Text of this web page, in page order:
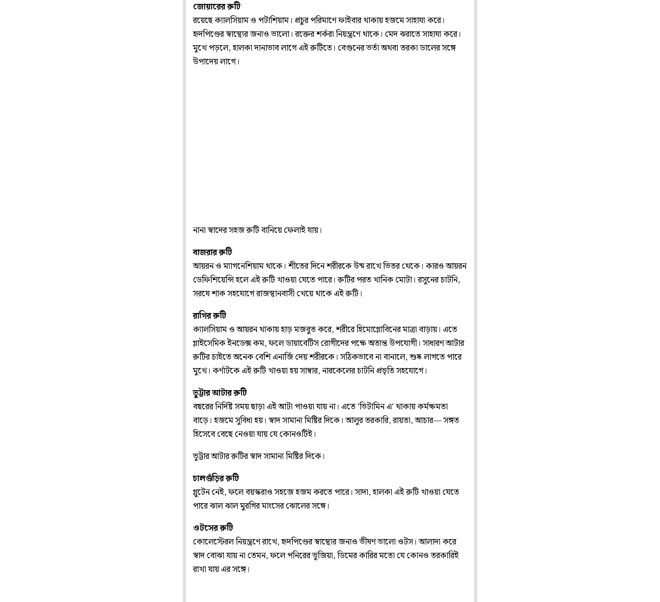
জোয়ারের রুটি
রয়েছে ক্যালসিয়াম ও পটাশিয়াম। প্রচুর পরিমাণে ফাইবার থাকায় হজমে সাহায্য করে।
হৃদপিণ্ডের স্বাস্থ্যের জন্যও ভালো। রক্তের শর্করা নিয়ন্ত্রণে থাকে। মেদ ঝরাতে সাহায্য করে।
মুখে পড়লে, হালকা দানাভাব লাগে এই রুটিতে। বেগুনের ভর্তা অথবা তরকা ডালের সঙ্গে
উপাদেয় লাগে।
নানা স্বাদের সহজ রুটি বানিয়ে ফেলাই যায়।
বাজরার রুটি
আয়রন ও ম্যাগনেশিয়াম থাকে। শীতের দিনে শরীরকে উষ্ম রাখে ভিতর থেকে। কারও আয়রন
ডেফিশিয়েন্সি হলে এই রুটি খাওয়া যেতে পারে। রুটির পরত খানিক মোটা। রসুনের চাটনি,
সরষে শাক সহযোগে রাজস্থানবাসী খেয়ে থাকে এই রুটি।
রাগির রুটি
ক্যালসিয়াম ও আয়রন থাকায় হাড় মজবুত করে, শরীরে হিমোগ্লোবিনের মাত্রা বাড়ায়। এতে
গ্লাইসেমিক ইনডেক্স কম, ফলে ডায়াবেটিস রোগীদের পক্ষে অত্যন্ত উপযোগী। সাধারণ আটার
রুটির চাইতে অনেক বেশি এনার্জি দেয় শরীরকে। সঠিকভাবে না বানালে, শুষ্ক লাগতে পারে
মুখে। কর্ণাটকে এই রুটি খাওয়া হয় সাম্বার, নারকেলের চাটনি প্রভৃতি সহযোগে।
ভুট্টার আটার রুটি
বছরের নির্দিষ্ট সময় ছাড়া এই আটা পাওয়া যায় না। এতে 'ভিটামিন এ' থাকায় কর্মক্ষমতা
বাড়ে। হজমে সুবিধা হয়। স্বাদ সামান্য মিষ্টির দিকে। আলুর তরকারি, রায়তা, আচার— সঙ্গত
হিসেবে বেছে নেওয়া যায় যে কোনওটিই।
ভুট্টার আটার রুটির স্বাদ সামান্য মিষ্টির দিকে।
চালগুঁড়ির রুটি
গ্লুটেন নেই, ফলে বয়স্করাও সহজে হজম করতে পারে। সাদা, হালকা এই রুটি খাওয়া যেতে
পারে ঝাল ঝাল মুরগির মাংসের ঝোলের সঙ্গে।
ওটসের রুটি
কোলেস্টেরল নিয়ন্ত্রণে রাখে, হৃদপিণ্ডের স্বাস্থ্যের জন্যও ভীষণ ভালো ওটস। আলাদা করে
স্বাদ বোঝা যায় না তেমন, ফলে পনিরের ভুজিয়া, ডিমের কারির মতো যে কোনও তরকারিই
রাখা যায় এর সঙ্গে।